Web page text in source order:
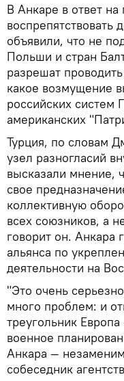
В Анкаре в ответ
воспрепятствовать
объявили, что не
Польши и стран
разрешат
какое возмущение
российских
американских
Турция, по словам
узел разногласий
высказали мнение,
свое
коллективную
всех союзников, а
говорит он. Анкара
альянса по
деятельности на
"Это очень
много проблем: и
треугольник
военное
Анкара —
собеседник